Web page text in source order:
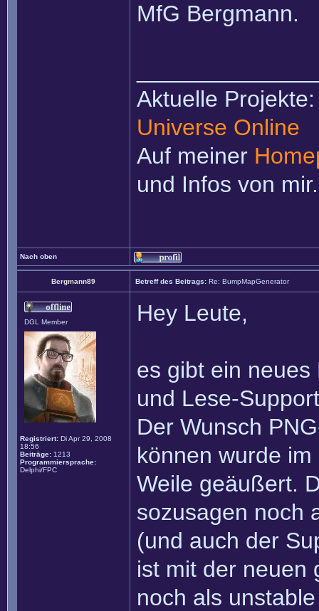
MfG Bergmann.
Aktuelle
Universe Online
Auf meiner
und Infos von mir.
Nach oben
Bergmann89 Betreff des Beitrags: Re: BumpMapGenerator
DGL Member
Registriert: Di Apr 29, 2008
18:56
Beiträge: 1213
Programmiersprache:
Delphi/FPC
Hey Leute,
es gibt ein
und Lese-
Der Wunsch
können wurde
Weile geäußert.
sozusagen noch
(und auch der
ist mit der neuen
noch als